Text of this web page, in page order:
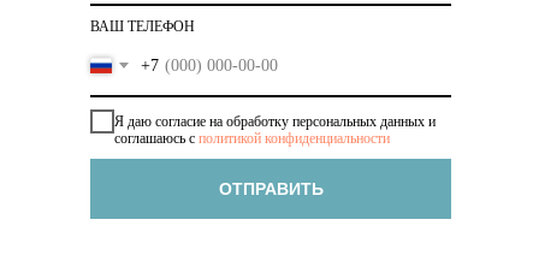
ВАШ ТЕЛЕФОН
+7
Я даю согласие на обработку персональных данных и
соглашаюсь с политикой конфиденциальности
ОТПРАВИТЬ